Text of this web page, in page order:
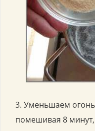
3. Уменьшаем
помешивая 8